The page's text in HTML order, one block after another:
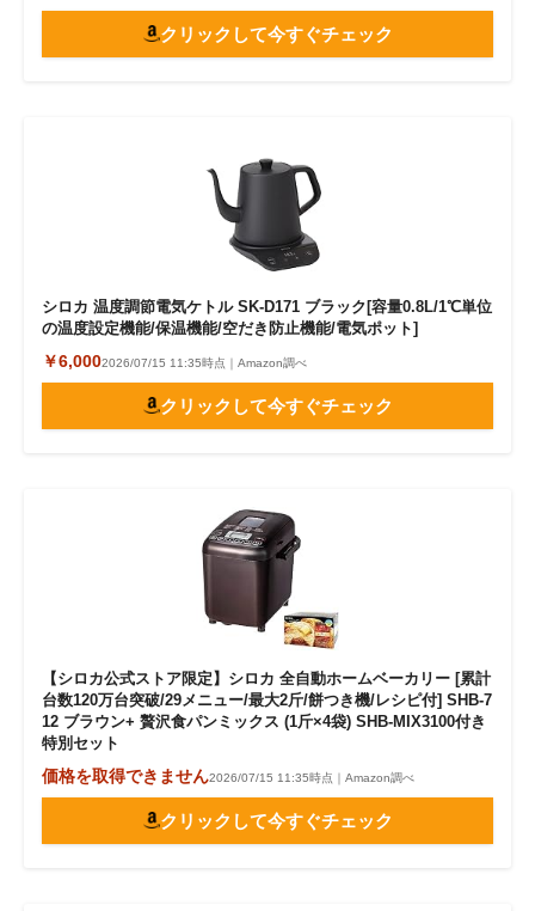
クリックして今すぐチェック
シロカ 温度調節電気ケトル SK-D171 ブラック[容量0.8L/1℃単位
の温度設定機能/保温機能/空だき防止機能/電気ポット]
￥6,0002026/07/15 11:35時点｜Amazon調べ
クリックして今すぐチェック
【シロカ公式ストア限定】シロカ 全自動ホームベーカリー [累計
台数120万台突破/29メニュー/最大2斤/餅つき機/レシピ付] SHB-7
12 ブラウン+ 贅沢食パンミックス (1斤×4袋) SHB-MIX3100付き
特別セット
価格を取得できません2026/07/15 11:35時点｜Amazon調べ
クリックして今すぐチェック